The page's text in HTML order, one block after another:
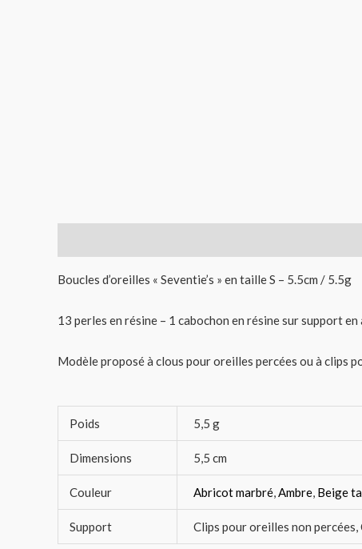
Boucles d’oreilles « Seventie’s » en taille S – 5.5cm / 5.5g
13 perles en résine – 1 cabochon en résine sur support
Modèle proposé à clous pour oreilles percées ou à clips
Poids 5,5 g
Dimensions 5,5 cm
Couleur Abricot marbré Ambre Beige
Support Clips pour oreilles non